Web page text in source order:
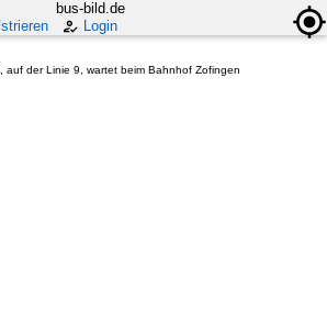
bus-bild.de
Login
auf der Linie 9, wartet beim Bahnhof Zofingen